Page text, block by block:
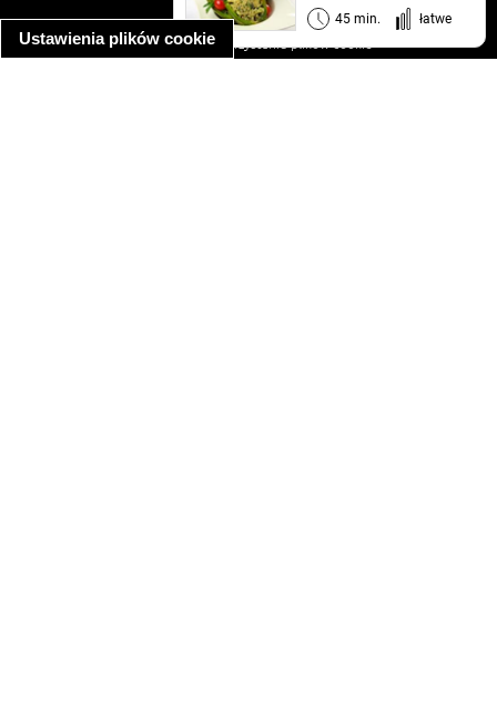
Ustawienia plików cookie
45 min. łatwe
informacja o prywatności
informacja o wykorzystaniu plików cookie